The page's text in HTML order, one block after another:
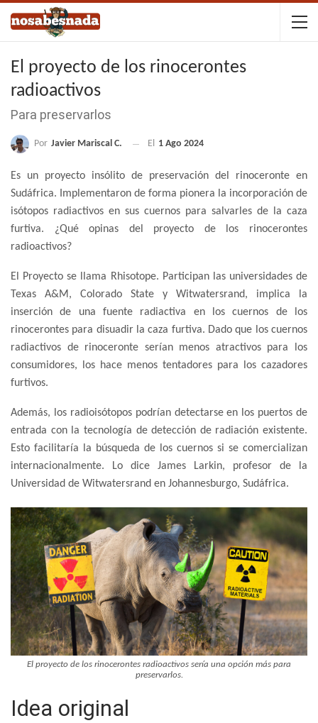
El proyecto de los rinocerontes
radioactivos
Para preservarlos
Por Javier Mariscal C. El 1 Ago 2024
Es un proyecto insólito de preservación del rinoceronte en
Sudáfrica. Implementaron de forma pionera la incorporación de
isótopos radiactivos en sus cuernos para salvarles de la caza
furtiva. ¿Qué opinas del proyecto de los rinocerontes
radioactivos?
El Proyecto se llama Rhisotope. Participan las universidades de
Texas A&M, Colorado State y Witwatersrand, implica la
inserción de una fuente radiactiva en los cuernos de los
rinocerontes para disuadir la caza furtiva. Dado que los cuernos
radiactivos de rinoceronte serían menos atractivos para los
consumidores, los hace menos tentadores para los cazadores
furtivos.
Además, los radioisótopos podrían detectarse en los puertos de
entrada con la tecnología de detección de radiación existente.
Esto facilitaría la búsqueda de los cuernos si se comercializan
internacionalmente. Lo dice James Larkin, profesor de la
Universidad de Witwatersrand en Johannesburgo, Sudáfrica.
El proyecto de los rinocerontes radioactivos sería una opción más para
preservarlos.
Idea original